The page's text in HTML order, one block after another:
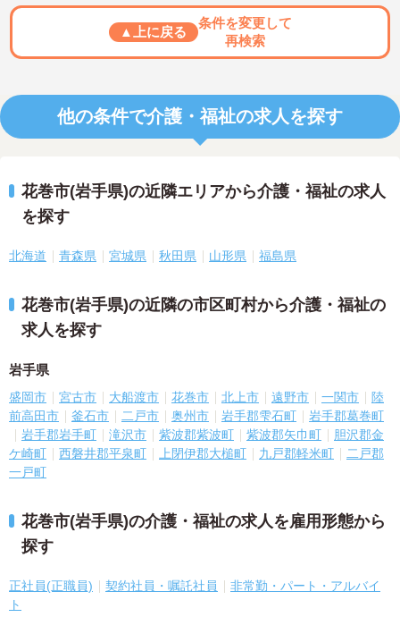
▲上に戻る
条件を変更して
再検索
他の条件で介護・福祉の求人を探す
花巻市(岩手県)の近隣エリアから介護・福祉の求人
を探す
北海道 青森県 宮城県 秋田県 山形県 福島県
花巻市(岩手県)の近隣の市区町村から介護・福祉の
求人を探す
岩手県
盛岡市 宮古市 大船渡市 花巻市 北上市 遠野市 一関市
陸
前高田市
釜石市 二戸市 奥州市 岩手郡雫石町
岩手郡葛巻町
岩手郡岩手町
滝沢市 紫波郡紫波町 紫波郡矢巾町
胆沢郡金
ケ崎町
西磐井郡平泉町 上閉伊郡大槌町 九戸郡軽米町
二戸郡
一戸町
花巻市(岩手県)の介護・福祉の求人を雇用形態から
探す
正社員(正職員) 契約社員・嘱託社員
非常勤・パート・アルバイ
ト